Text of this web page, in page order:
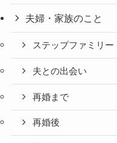
夫婦・家族のこと
ステップファミリー
夫との出会い
再婚まで
再婚後